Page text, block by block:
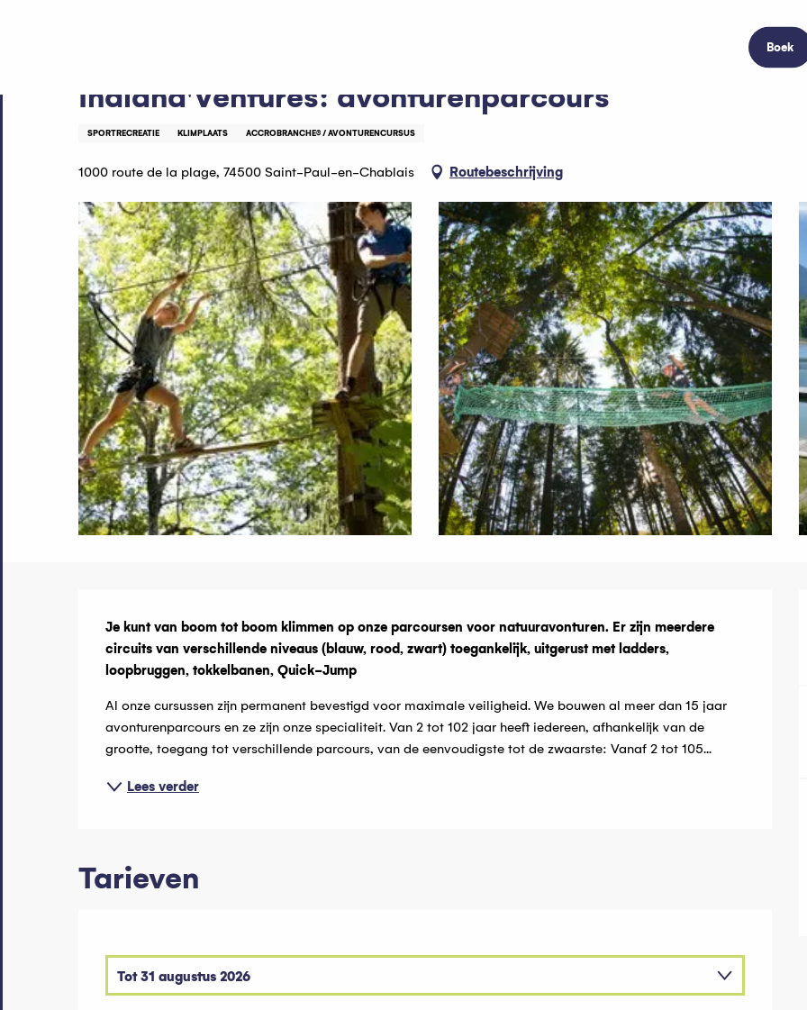
Boek
Indiana'Ventures: avonturenparcours
SPORTRECREATIE KLIMPLAATS ACCROBRANCHE® / AVONTURENCURSUS
1000 route de la plage, 74500 Saint-Paul-en-Chablais Routebeschrijving
Beschrijving
Je kunt van boom tot boom klimmen op onze parcoursen voor natuuravonturen. Er zijn meerdere
circuits van verschillende niveaus (blauw, rood, zwart) toegankelijk, uitgerust met ladders,
loopbruggen, tokkelbanen, Quick-Jump
Al onze cursussen zijn permanent bevestigd voor maximale veiligheid. We bouwen al meer dan 15 jaar
avonturenparcours en ze zijn onze specialiteit. Van 2 tot 102 jaar heeft iedereen, afhankelijk van de
grootte, toegang tot verschillende parcours, van de eenvoudigste tot de zwaarste: Vanaf 2 tot 105...
Lees verder
Tarieven
Tot31 augustus 2026